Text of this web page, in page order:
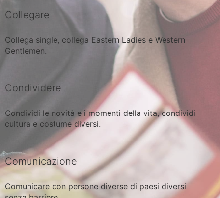
Collegare
Collega single, collega Eastern Ladies e Western
Gentlemen.
Condividere
Condividi le novità e i momenti della vita, condividi
cultura e costume diversi.
Comunicazione
Comunicare con persone diverse di paesi diversi